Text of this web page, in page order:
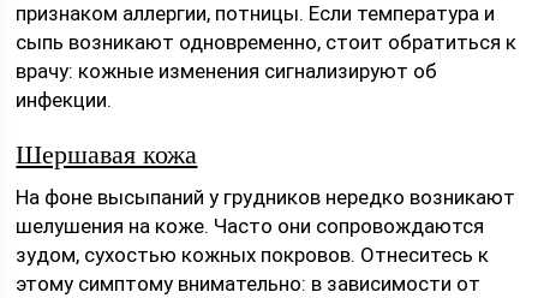
признаком аллергии, потницы. Если температура и
сыпь возникают одновременно, стоит обратиться к
врачу: кожные изменения сигнализируют об
инфекции.
Шершавая кожа
На фоне высыпаний у грудников нередко возникают
шелушения на коже. Часто они сопровождаются
зудом, сухостью кожных покровов. Отнеситесь к
этому симптому внимательно: в зависимости от